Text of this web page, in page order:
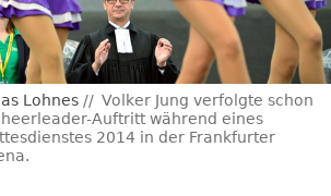
Lohnes
Volker Jung verfolgte schon
Auftritt während eines
2014 in der Frankfurter